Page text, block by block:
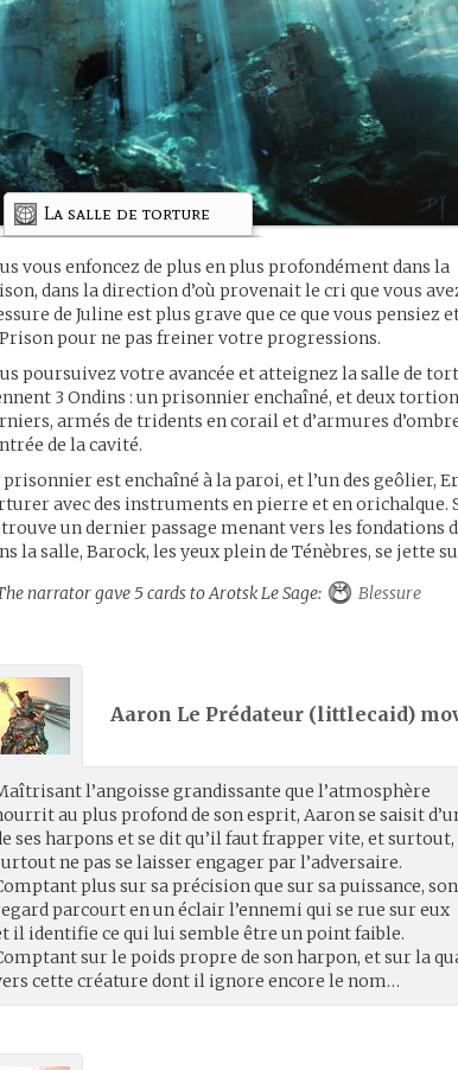
La salle de torture
vous enfoncez de plus en plus profondément dans la
dans la direction d’où provenait le cri que vous
de Juline est plus grave que ce que vous pensiez
pour ne pas freiner votre progressions.
poursuivez votre avancée et atteignez la salle de
3 Ondins : un prisonnier enchaîné, et deux
armés de tridents en corail et d’armures
de la cavité.
prisonnier est enchaîné à la paroi, et l’un des geôlier,
avec des instruments en pierre et en orichalque.
trouve un dernier passage menant vers les fondations
la salle, Barock, les yeux plein de Ténèbres, se jette
narrator gave 5 cards to Arotsk Le Sage:
Blessure
Aaron Le Prédateur (littlecaid)
l’angoisse grandissante que l’atmosphère
au plus profond de son esprit, Aaron se saisit
ses harpons et se dit qu’il faut frapper vite, et surtout,
ne pas se laisser engager par l’adversaire.
plus sur sa précision que sur sa puissance, son
parcourt en un éclair l’ennemi qui se rue sur eux
il identifie ce qui lui semble être un point faible.
sur le poids propre de son harpon, et sur la
cette créature dont il ignore encore le nom…